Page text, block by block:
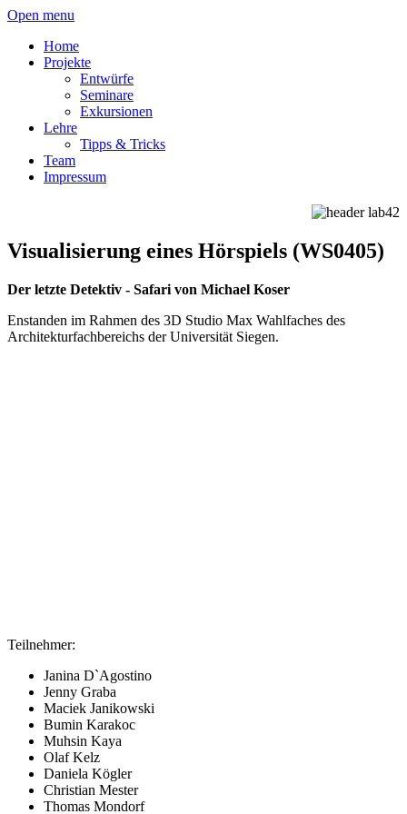
Open menu
Home
Projekte
Entwürfe
Seminare
Exkursionen
Lehre
Tipps & Tricks
Team
Impressum
Visualisierung eines Hörspiels (WS0405)
Der letzte Detektiv - Safari von Michael Koser
Enstanden im Rahmen des 3D Studio Max Wahlfaches des
Architekturfachbereichs der Universität Siegen.
Teilnehmer:
Janina D`Agostino
Jenny Graba
Maciek Janikowski
Bumin Karakoc
Muhsin Kaya
Olaf Kelz
Daniela Kögler
Christian Mester
Thomas Mondorf